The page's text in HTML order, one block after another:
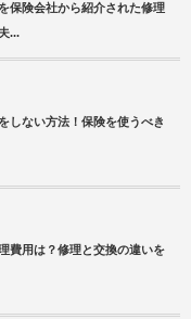
保険会社から紹介された修理
...
しない方法！保険を使うべき
費用は？修理と交換の違いを